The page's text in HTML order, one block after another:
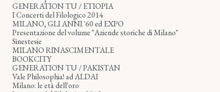
GENERATION TU / ETIOPIA
I Concerti del Filologico 2014
MILANO, GLI ANNI '60 ed EXPO
Presentazione del volume "Aziende storiche di Milano"
Sinestesie
MILANO RINASCIMENTALE
BOOKCITY
GENERATION TU / PAKISTAN
Vale Philosophia! ad ALDAI
Milano: le età dell'oro